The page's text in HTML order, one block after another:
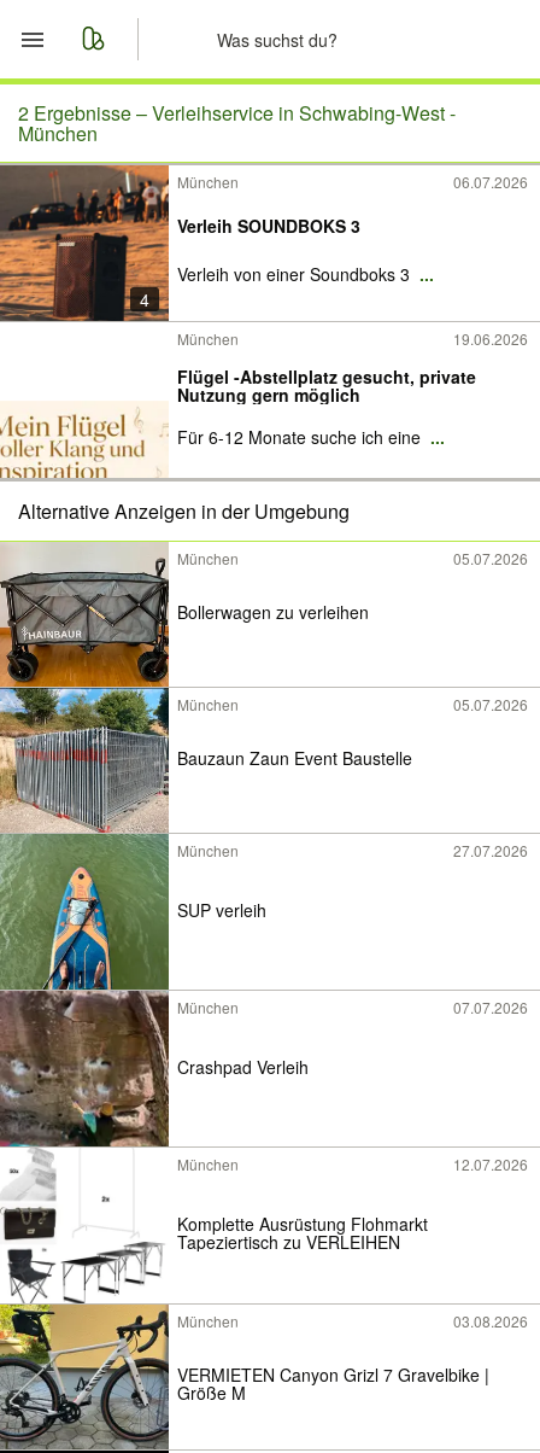
Start
Merkliste
Nachrichten
Anzeige aufgeben
2 Ergebnisse –Verleihservice in Schwabing-West -
München
4
München 06.07.2026
Verleih SOUNDBOKS 3
Verleih von einer Soundboks 3 ...
München 19.06.2026
Flügel -Abstellplatz gesucht, private
Nutzung gern möglich
Für 6-12 Monate suche ich eine ...
Alternative Anzeigen in der Umgebung
München 05.07.2026
Bollerwagen zu verleihen
München 05.07.2026
Bauzaun Zaun Event Baustelle
München 27.07.2026
SUP verleih
München 07.07.2026
Crashpad Verleih
München 12.07.2026
Komplette Ausrüstung Flohmarkt
Tapeziertisch zu VERLEIHEN
München 03.08.2026
VERMIETEN Canyon Grizl 7 Gravelbike |
Größe M